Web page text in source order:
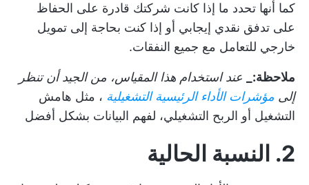
كما أنها تحدد ما إذا كانت شركتك قادرة على الحفاظ
على تدفق نقدي إيجابي أو إذا كنت بحاجة إلى تمويل
خارجي للتعامل مع جميع النفقات.
ملاحظة:_
عند استخدام هذا المقياس، من الجيد أن تنظر
إلى مؤشرات الأداء الرئيسية التشغيلية ، مثل هامش
التشغيل أو الربح التشغيلي، لفهم البيانات بشكل أفضل
2. النسبة الحالية